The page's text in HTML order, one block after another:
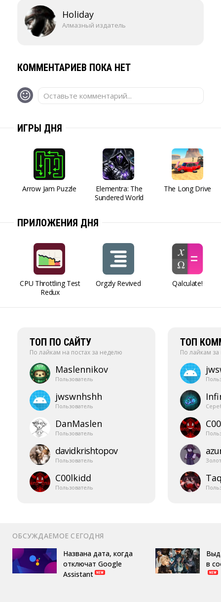
Holiday
Алмазный издатель
КОММЕНТАРИЕВ ПОКА НЕТ
Оставьте комментарий...
ИГРЫ ДНЯ
Arrow Jam Puzzle
Elementra: The
Sundered World
The Long Drive
ПРИЛОЖЕНИЯ ДНЯ
CPU Throttling Test
Redux
Orgzly Revived Qalculate!
ТОП ПО САЙТУ
По лайкам на постах за неделю
Maslennikov
Пользователь
jwswnhshh
Пользователь
DanMaslen
Пользователь
davidkrishtopov
Пользователь
C00lkidd
Пользователь
ТОП
По лайкам
ОБСУЖДАЕМОЕ СЕГОДНЯ
Названа дата, когда
отключат Google
Assistant
в